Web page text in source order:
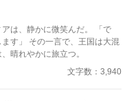
、静かに微笑んだ。 「で
国は大混
晴れやかに旅立つ。
文字数：3,940